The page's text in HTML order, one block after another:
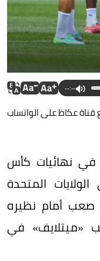
--:--
قناة عكاظ على الواتساب
في نهائيات كأس
في الولايات المتحدة
صعب أمام نظيره
«ميتلايف» في